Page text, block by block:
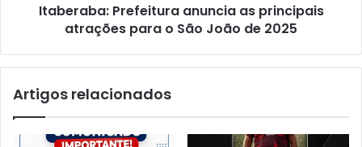
Itaberaba: Prefeitura anuncia as principais
atrações para o São João de 2025
Artigos relacionados